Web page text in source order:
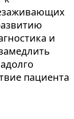
и
пациента